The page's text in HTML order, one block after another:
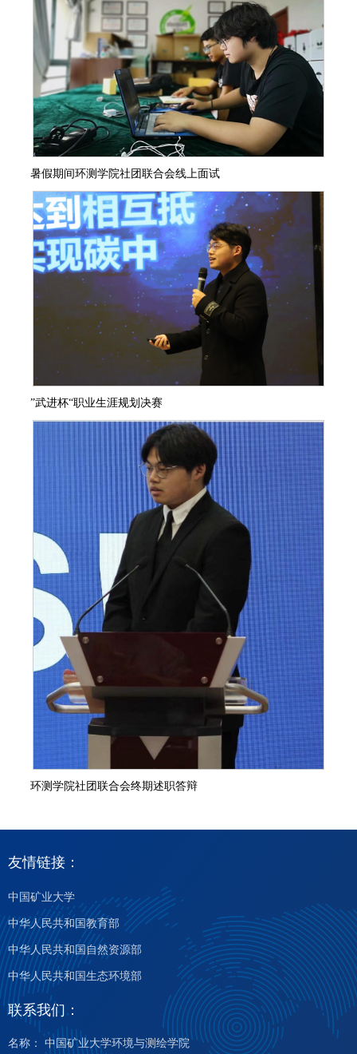
暑假期间环测学院社团联合会线上面试
”武进杯“职业生涯规划决赛
环测学院社团联合会终期述职答辩
友情链接：
中国矿业大学
中华人民共和国教育部
中华人民共和国自然资源部
中华人民共和国生态环境部
联系我们：
名称： 中国矿业大学环境与测绘学院